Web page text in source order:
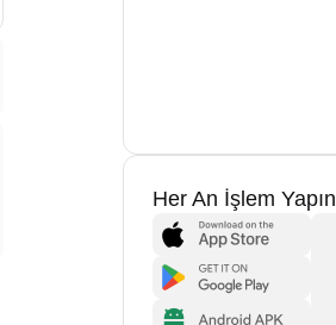
Her An İşlem Yapın